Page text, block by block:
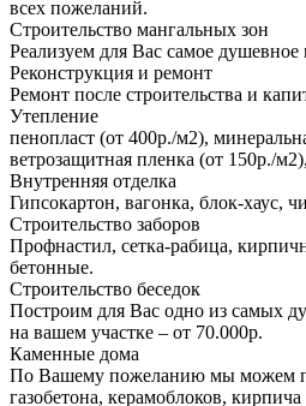
всех пожеланий.
Строительство мангальных зон
Реализуем для Вас самое душевное
Реконструкция и ремонт
Ремонт после строительства и
Утепление
пенопласт (от 400р./м2),
ветрозащитная пленка (от 150р./
Внутренняя отделка
Гипсокартон, вагонка, блок-хаус,
Строительство заборов
Профнастил, сетка-рабица,
бетонные.
Строительство беседок
Построим для Вас одно из самых
на вашем участке – от 70.000р.
Каменные дома
По Вашему пожеланию мы можем
газобетона, керамоблоков,